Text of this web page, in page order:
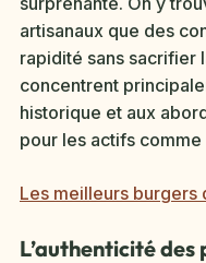
artisanaux que des
rapidité sans sacrifier
concentrent
historique et aux
pour les actifs
Les meilleurs burgers
L’authenticité